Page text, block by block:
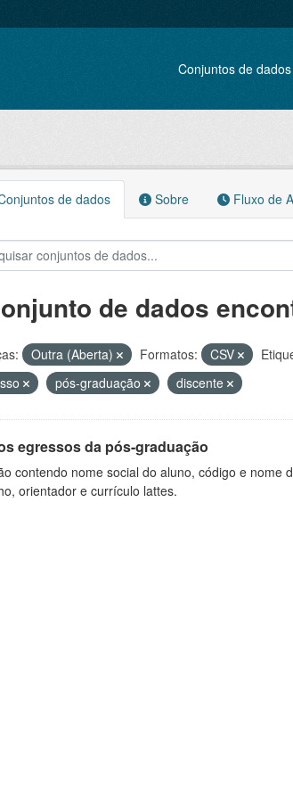
Conjuntos de dados
de dados Sobre Fluxo de
de dados
Outra (Aberta) Formatos: CSV
pós-graduação discente
egressos da pós-graduação
contendo nome social do aluno, código e
orientador e currículo lattes.